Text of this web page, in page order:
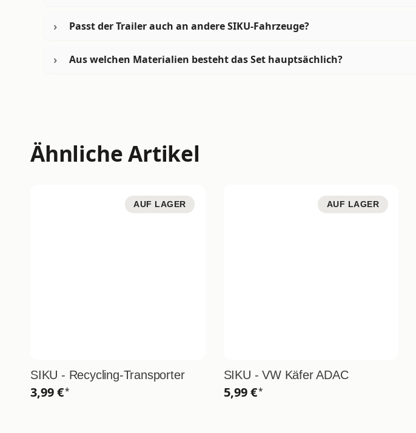
Passt der Trailer auch an andere SIKU-Fahrzeuge?
Aus welchen Materialien besteht das Set hauptsächlich?
Ähnliche Artikel
AUF LAGER
SIKU - Recycling-Transporter
3,99 €*
AUF LAGER
SIKU - VW Käfer ADAC
5,99 €*